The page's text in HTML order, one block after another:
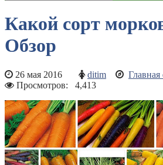
Какой сорт
Обзор
26 мая 2016 ditim Главная
Просмотров: 4,413